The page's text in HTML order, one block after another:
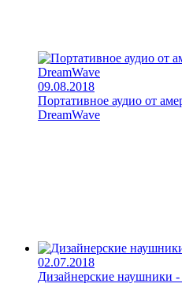
09.08.2018
Портативное аудио от
DreamWave
02.07.2018
Дизайнерские наушники